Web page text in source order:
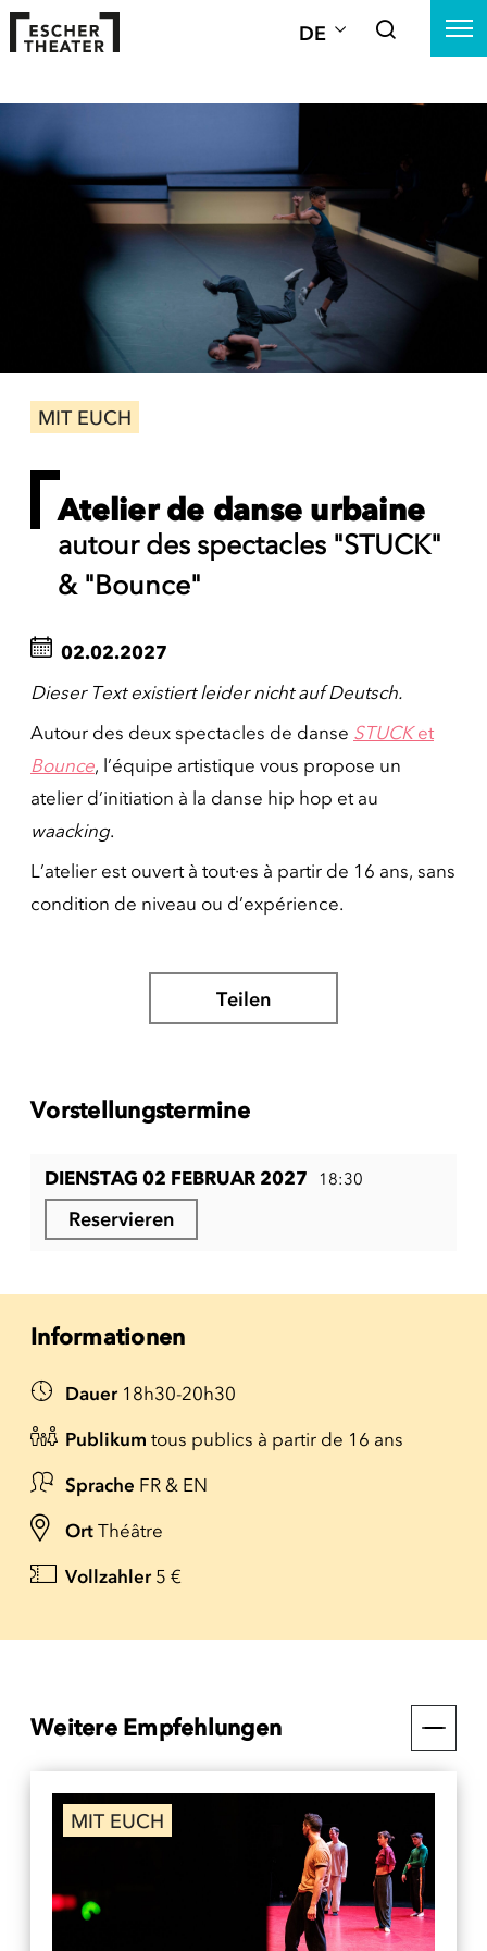
DE
MIT EUCH
Atelier de danse urbaine
autour des spectacles "STUCK"
& "Bounce"
02.02.2027
Dieser Text existiert leider nicht auf Deutsch.
Autour des deux spectacles de danse STUCKet
Bounce, l’équipe artistique vous propose un
atelier d’initiation à la danse hip hop et au
waacking.
L’atelier est ouvert à tout·es à partir de 16 ans, sans
condition de niveau ou d’expérience.
Teilen
Vorstellungstermine
DIENSTAG 02 FEBRUAR 2027 18:30
Reservieren
Informationen
Dauer 18h30-20h30
Publikum tous publics à partir de 16 ans
Sprache FR & EN
Ort Théâtre
Vollzahler 5 €
Weitere Empfehlungen
MIT EUCH